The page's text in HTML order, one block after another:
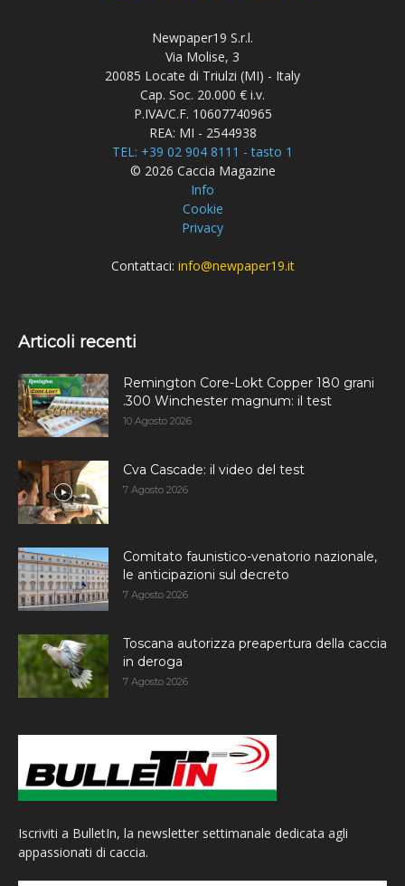
Newpaper19 S.r.l.
Via Molise, 3
20085 Locate di Triulzi (MI) - Italy
Cap. Soc. 20.000 € i.v.
P.IVA/C.F. 10607740965
REA: MI - 2544938
TEL: +39 02 904 8111 - tasto 1
© 2026 Caccia Magazine
Info
Cookie
Privacy
Contattaci: info@newpaper19.it
Articoli recenti
Remington Core-Lokt Copper 180 grani
.300 Winchester magnum: il test
10 Agosto 2026
Cva Cascade: il video del test
7 Agosto 2026
Comitato faunistico-venatorio nazionale,
le anticipazioni sul decreto
7 Agosto 2026
Toscana autorizza preapertura della caccia
in deroga
7 Agosto 2026
Iscriviti a BulletIn, la newsletter settimanale dedicata agli
appassionati di caccia.